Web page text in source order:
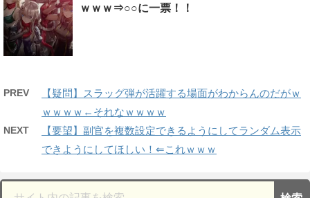
ｗｗｗ⇒○○に一票！！
PREV
【疑問】スラッグ弾が活躍する場面がわからんのだがｗ
ｗｗｗｗ←それなｗｗｗｗ
NEXT
【要望】副官を複数設定できるようにしてランダム表示
できようにしてほしい！⇐これｗｗｗ